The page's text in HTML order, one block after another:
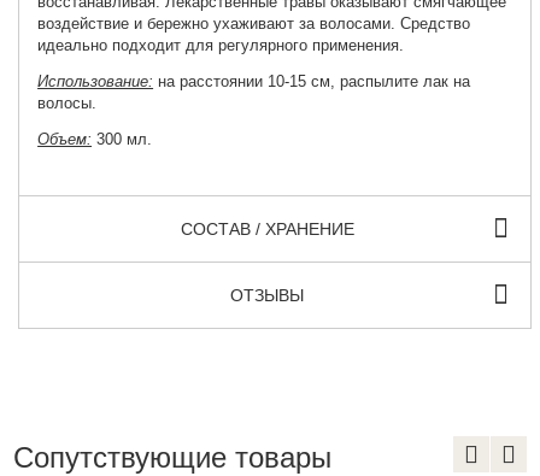
воздействие и бережно ухаживают за волосами. Средство
идеально подходит для регулярного применения.
Использование: на расстоянии 10-15 см, распылите лак на
волосы.
Объем: 300 мл.
СОСТАВ / ХРАНЕНИЕ
ОТЗЫВЫ
Сопутствующие товары